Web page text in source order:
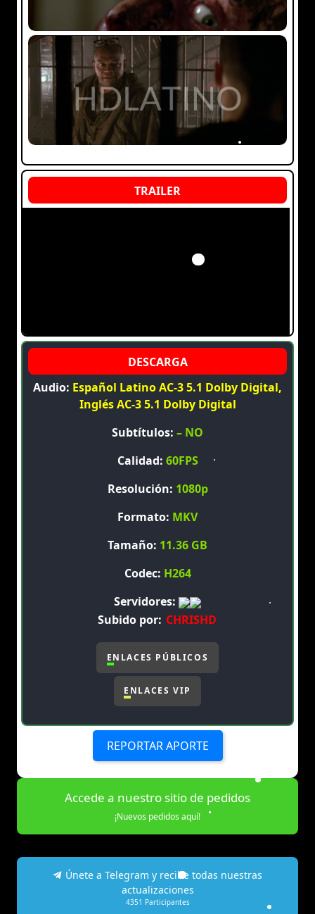
Audio: Español Latino AC-3 5.1 Dolby Digital,
Inglés AC-3 5.1 Dolby Digital
Subtítulos: – NO
Calidad: 60FPS
Resolución: 1080p
Formato: MKV
Tamaño: 11.36 GB
Codec: H264
Servidores:
Subido por: CHRISHD
ENLACES PÚBLICOS
ENLACES VIP
REPORTAR APORTE
Accede a nuestro sitio de pedidos
¡Nuevos pedidos aquí!
Únete a Telegram y recibe todas nuestras
actualizaciones
4351 Participantes